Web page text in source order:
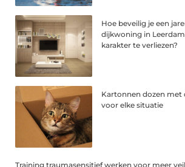
Hoe beveilig je een
dijkwoning in
karakter te verliezen?
Kartonnen dozen met
voor elke situatie
Training traumasensitief werken voor meer